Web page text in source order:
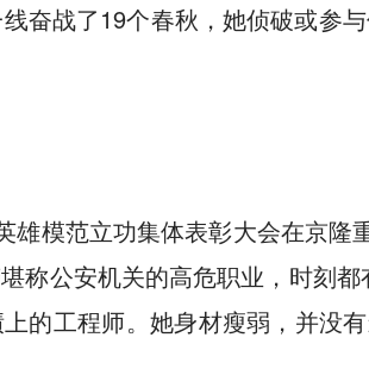
奋战了19个春秋，她侦破或参
雄模范立功集体表彰大会在京
称公安机关的高危职业，时刻
的工程师。她身材瘦弱，并没